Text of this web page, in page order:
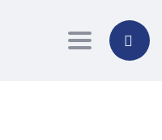
Toggle